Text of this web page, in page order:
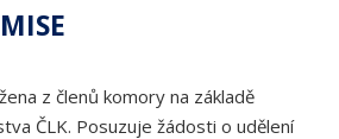
z členů komory na základě
ČLK. Posuzuje žádosti o udělení